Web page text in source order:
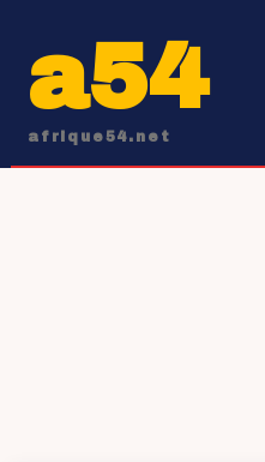
a54
afrique54.net